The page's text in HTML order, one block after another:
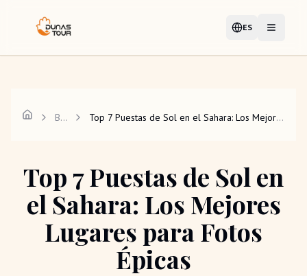
ES
IdiomaAbrir
Blog Top 7 Puestas de Sol en el Sahara: Los Mejores Lugares para Fotos Épicas
Top 7 Puestas de Sol en
el Sahara: Los Mejores
Lugares para Fotos
Épicas